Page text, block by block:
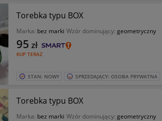
Torebka typu BOX
Marka: bez marki Wzór dominujący: geometryczny
KUP TERAZ
95 zł
STAN: NOWY SPRZEDAJĄCY: OSOBA PRYWATNA
Torebka typu BOX
Marka: bez marki Wzór dominujący: geometryczny